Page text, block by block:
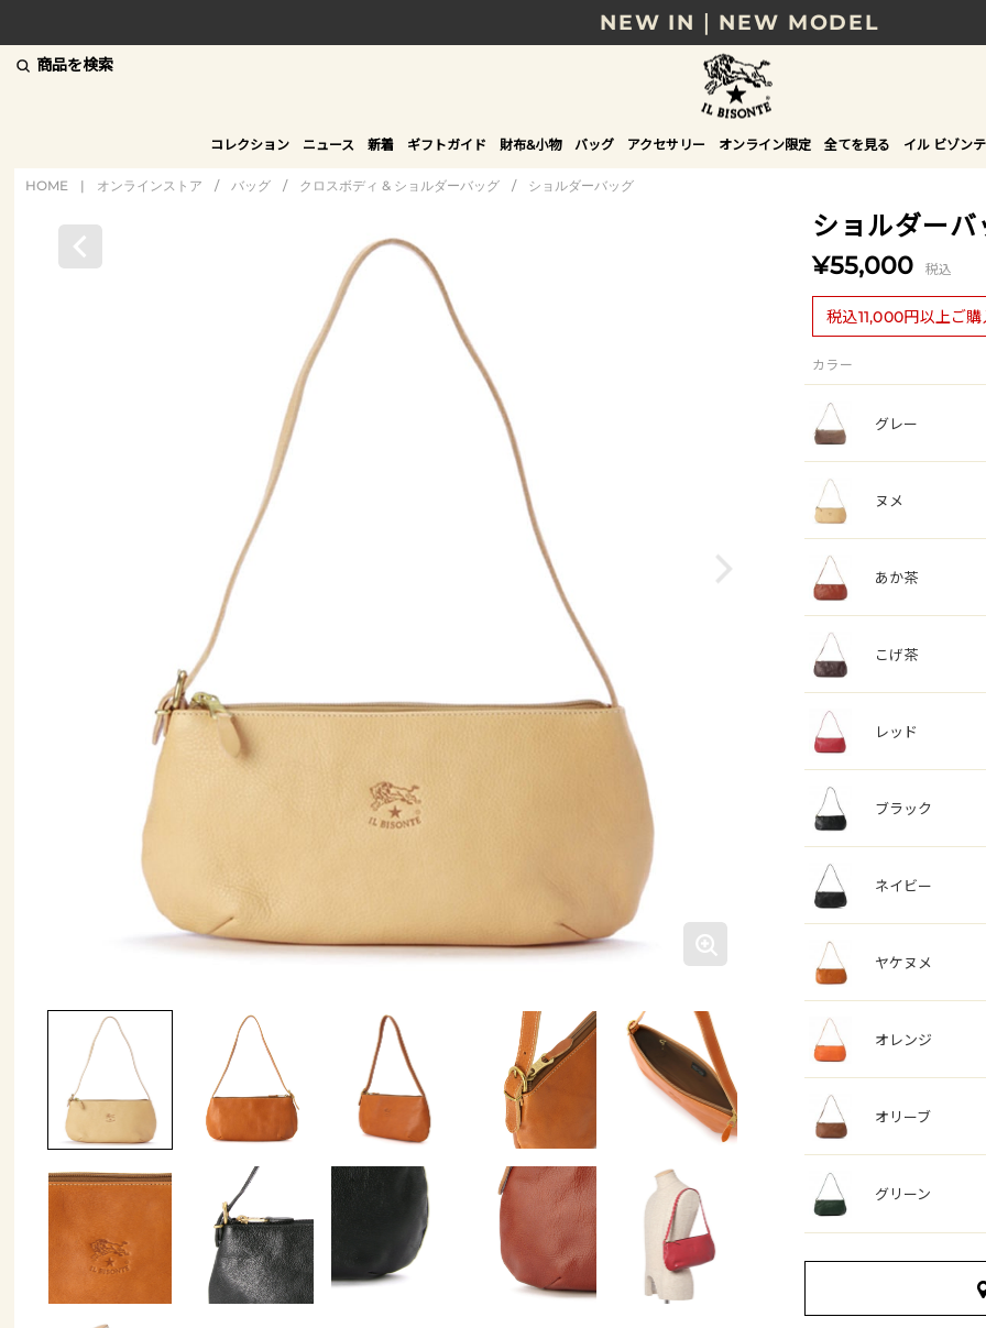
NEW IN｜NEW MODEL
8/17(月)10時まで｜税込11,000円以上で送料無
贈る相手やシーンから選べる、新しいギフトガ
NEW IN｜COLOR LEATHER
商品を検索
コレクション ニュース 新着 ギフトガイド 財布&小物 バッグ アクセサリー オンライン限定 全てを見る イル ビゾン
HOME | オンラインストア / バッグ / クロスボディ & ショルダーバッグ / ショルダーバッグ
ショルダーバ
¥55,000 税込
税込11,000円以上ご
カラー
グレー
ヌメ
あか茶
こげ茶
レッド
ブラック
ネイビー
ヤケヌメ
オレンジ
オリーブ
グリーン